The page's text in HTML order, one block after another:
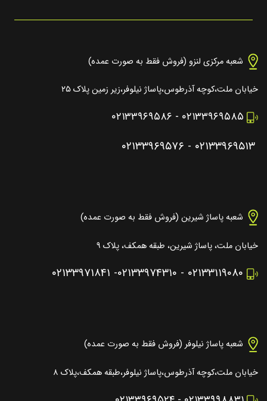
شعبه مرکزی لنزو (فروش فقط به صورت عمده)
خیابان ملت،کوچه آذرطوس،پاساژ نیلوفر،زیر زمین پلاک ۲۵
۰۲۱۳۳۹۶۹۵۸۵ - ۰۲۱۳۳۹۶۹۵۸۶
۰۲۱۳۳۹۶۹۵۱۳ - ۰۲۱۳۳۹۶۹۵۷۶
شعبه پاساژ شیرین (فروش فقط به صورت عمده)
خیابان ملت، پاساژ شیرین، طبقه همکف، پلاک ۹
۰۲۱۳۳۱۱۹۰۸۰ - ۰۲۱۳۳۹۷۴۳۱۰- ۰۲۱۳۳۹۷۱۸۴۱
شعبه پاساژ نیلوفر (فروش فقط به صورت عمده)
خیابان ملت،کوچه آذرطوس،پاساژ نیلوفر،طبقه همکف،پلاک ۸